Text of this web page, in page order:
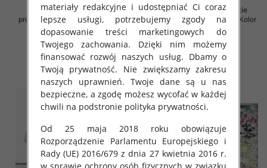
Spódnice damskie (Włoskie
produkt) Roz Standard, Mix Kolor
Paczka 5 szt
38.00 zł
szczegóły
Spódnice damskie (Włoskie
produkt) Roz Standard, Mix Kolor
Paczka 5 szt
35.00 zł
szczegóły
materiały redakcyjne i udostępniać Ci coraz
lepsze usługi, potrzebujemy zgody na
dopasowanie treści marketingowych do
Twojego zachowania. Dzięki nim możemy
finansować rozwój naszych usług. Dbamy o
Twoją prywatność. Nie zwiększamy zakresu
naszych uprawnień. Twoje dane są u nas
bezpieczne, a zgodę możesz wycofać w każdej
chwili na podstronie polityka prywatności.
Od 25 maja 2018 roku obowiązuje
Rozporządzenie Parlamentu Europejskiego i
Rady (UE) 2016/679 z dnia 27 kwietnia 2016 r.
w sprawie ochrony osób fizycznych w związku